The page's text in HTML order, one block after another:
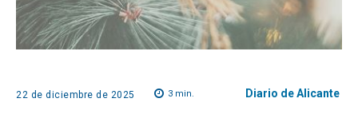
22 de diciembre de 2025 3min. Diario de Alicante